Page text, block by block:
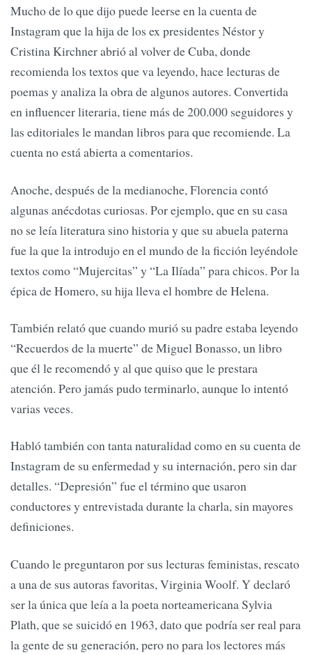
Mucho de lo que dijo puede leerse en la cuenta de
Instagram que la hija de los ex presidentes Néstor y
Cristina Kirchner abrió al volver de Cuba, donde
recomienda los textos que va leyendo, hace lecturas de
poemas y analiza la obra de algunos autores. Convertida
en influencer literaria, tiene más de 200.000 seguidores y
las editoriales le mandan libros para que recomiende. La
cuenta no está abierta a comentarios.
Anoche, después de la medianoche, Florencia contó
algunas anécdotas curiosas. Por ejemplo, que en su casa
no se leía literatura sino historia y que su abuela paterna
fue la que la introdujo en el mundo de la ficción leyéndole
textos como “Mujercitas” y “La Ilíada” para chicos. Por la
épica de Homero, su hija lleva el hombre de Helena.
También relató que cuando murió su padre estaba leyendo
“Recuerdos de la muerte” de Miguel Bonasso, un libro
que él le recomendó y al que quiso que le prestara
atención. Pero jamás pudo terminarlo, aunque lo intentó
varias veces.
Habló también con tanta naturalidad como en su cuenta de
Instagram de su enfermedad y su internación, pero sin dar
detalles. “Depresión” fue el término que usaron
conductores y entrevistada durante la charla, sin mayores
definiciones.
Cuando le preguntaron por sus lecturas feministas, rescato
a una de sus autoras favoritas, Virginia Woolf. Y declaró
ser la única que leía a la poeta norteamericana Sylvia
Plath, que se suicidó en 1963, dato que podría ser real para
la gente de su generación, pero no para los lectores más